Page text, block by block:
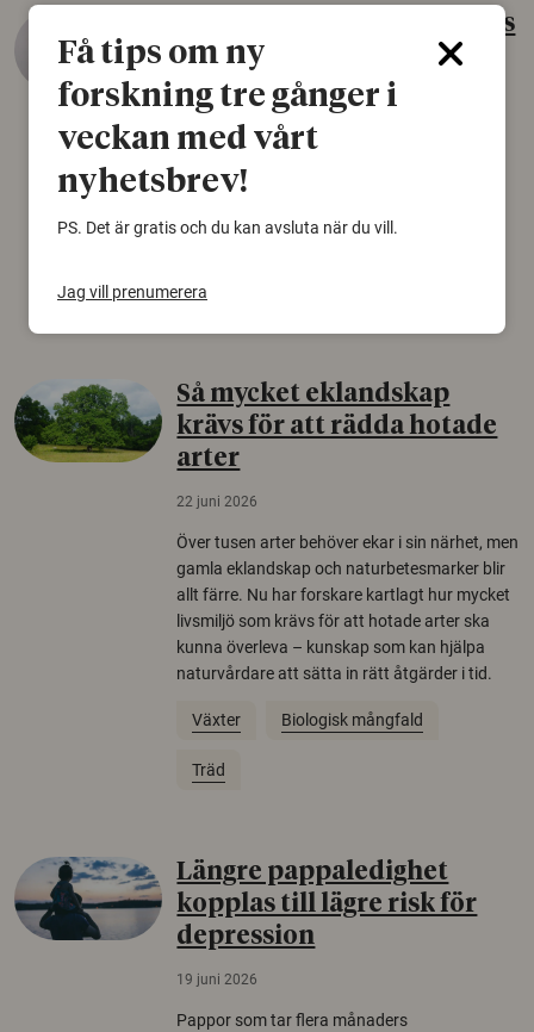
Gammalt skinn var Sveriges
äldsta sko
22 juni 2026
Det som arkeologer länge trodde var en
björnfäll visar sig vara delar av en 2000 år
gammal sko. Fyndet bär spår av romerskt
skomode och beskrivs som mycket ovanligt i
Arkeologi
Så mycket eklandskap
krävs för att rädda hotade
arter
22 juni 2026
Över tusen arter behöver ekar i sin närhet, men
gamla eklandskap och naturbetesmarker blir
allt färre. Nu har forskare kartlagt hur mycket
livsmiljö som krävs för att hotade arter ska
kunna överleva – kunskap som kan hjälpa
naturvårdare att sätta in rätt åtgärder i tid.
Växter Biologisk mångfald
Träd
Längre pappaledighet
kopplas till lägre risk för
depression
19 juni 2026
Pappor som tar flera månaders
Få tips om ny
forskning tre gånger i
veckan med vårt
nyhetsbrev!
PS. Det är gratis och du kan avsluta när du vill.
Jag vill prenumerera